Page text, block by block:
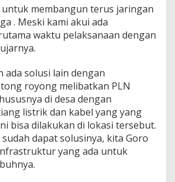
g
n
L
i
t
i
k
R
e
n
d
a
h
untuk membangun terus jaringan
. Meski kami akui ada
waktu pelaksanaan dengan
ada solusi lain dengan
royong melibatkan PLN
di desa dengan
listrik dan kabel yang yang
bisa dilakukan di lokasi tersebut.
sudah dapat solusinya, kita Goro
yang ada untuk